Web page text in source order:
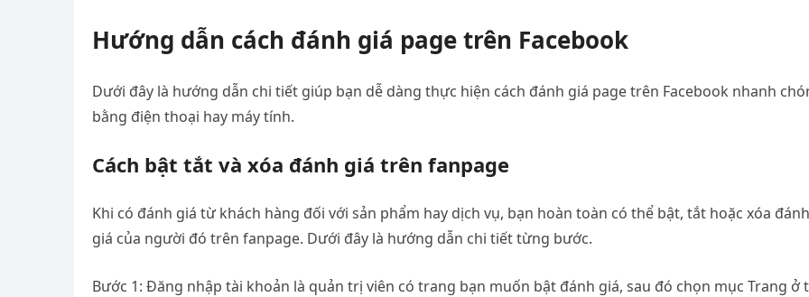
Hướng dẫn cách đánh giá page trên Facebook
Dưới đây là hướng dẫn chi tiết giúp bạn dễ dàng thực hiện cách đánh giá page trên Facebook nhanh
bằng điện thoại hay máy tính.
Cách bật tắt và xóa đánh giá trên fanpage
Khi có đánh giá từ khách hàng đối với sản phẩm hay dịch vụ, bạn hoàn toàn có thể bật, tắt hoặc xóa đánh
giá của người đó trên fanpage. Dưới đây là hướng dẫn chi tiết từng bước.
Bước 1: Đăng nhập tài khoản là quản trị viên có trang bạn muốn bật đánh giá, sau đó chọn mục Trang ở